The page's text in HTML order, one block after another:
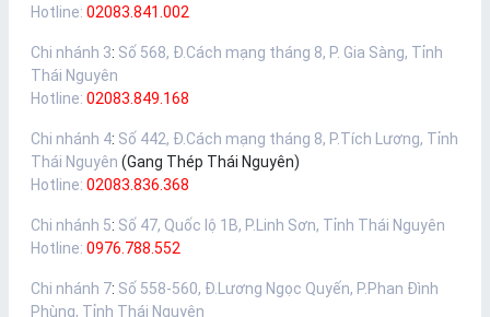
Hotline: 02083.841.002
Chi nhánh 3: Số 568, Đ.Cách mạng tháng 8, P. Gia Sàng, Tỉnh
Thái Nguyên
Hotline: 02083.849.168
Chi nhánh 4: Số 442, Đ.Cách mạng tháng 8, P.Tích Lương, Tỉnh
Thái Nguyên (Gang Thép Thái Nguyên)
Hotline: 02083.836.368
Chi nhánh 5: Số 47, Quốc lộ 1B, P.Linh Sơn, Tỉnh Thái Nguyên
Hotline: 0976.788.552
Chi nhánh 7: Số 558-560, Đ.Lương Ngọc Quyến, P.Phan Đình
Phùng, Tỉnh Thái Nguyên